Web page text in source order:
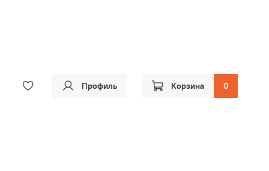
Профиль Корзина 0